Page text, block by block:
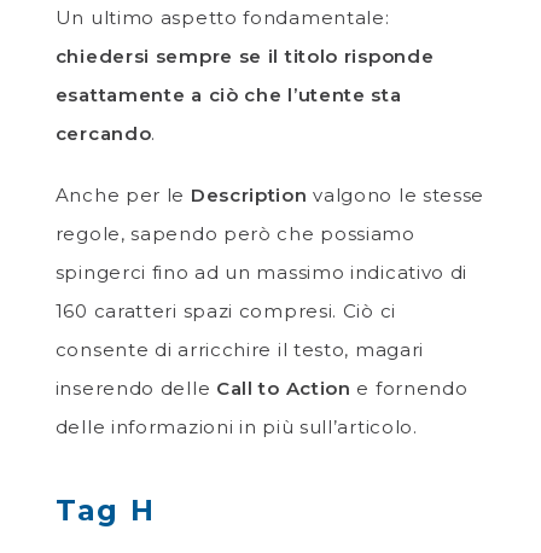
Un ultimo aspetto fondamentale:
chiedersi sempre se il titolo risponde
esattamente a ciò che l’utente sta
cercando.
Anche per le Description valgono le stesse
regole, sapendo però che possiamo
spingerci fino ad un massimo indicativo di
160 caratteri spazi compresi. Ciò ci
consente di arricchire il testo, magari
inserendo delle Call to Action e fornendo
delle informazioni in più sull’articolo.
Tag H